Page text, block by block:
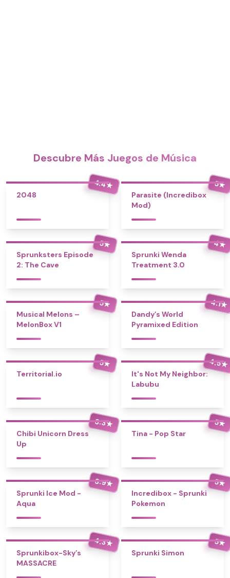
Descubre Más Juegos de Música
4.4★
2048
5★
Parasite (Incredibox
Mod)
5★
Sprunksters Episode
2: The Cave
4★
Sprunki Wenda
Treatment 3.0
5★
Musical Melons –
MelonBox V1
4.1★
Dandy’s World
Pyramixed Edition
5★
Territorial.io
4.5★
It's Not My Neighbor:
Labubu
3.3★
Chibi Unicorn Dress
Up
5★
Tina - Pop Star
3.9★
Sprunki Ice Mod -
Aqua
5★
Incredibox - Sprunki
Pokemon
4.3★
Sprunkibox-Sky’s
MASSACRE
5★
Sprunki Simon